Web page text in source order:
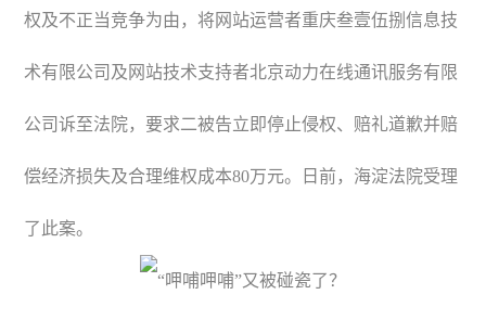
权及不正当竞争为由，将网站运营者重庆叁壹伍捌信息技
术有限公司及网站技术支持者北京动力在线通讯服务有限
公司诉至法院，要求二被告立即停止侵权、赔礼道歉并赔
偿经济损失及合理维权成本80万元。日前，海淀法院受理
了此案。